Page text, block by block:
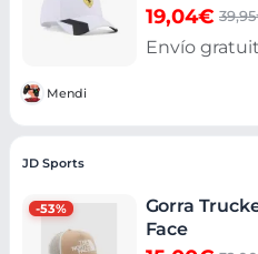
19,04€
Envío
Mendi
-53%
JD Sports
Gorra
Face